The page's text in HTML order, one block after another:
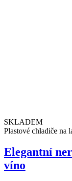
SKLADEM
Plastové chladiče na
Elegantní
víno